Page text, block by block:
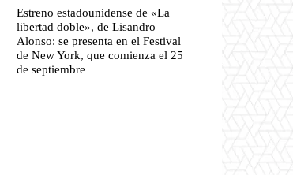
Estreno estadounidense de «La
libertad doble», de Lisandro
Alonso: se presenta en el Festival
de New York, que comienza el 25
de septiembre